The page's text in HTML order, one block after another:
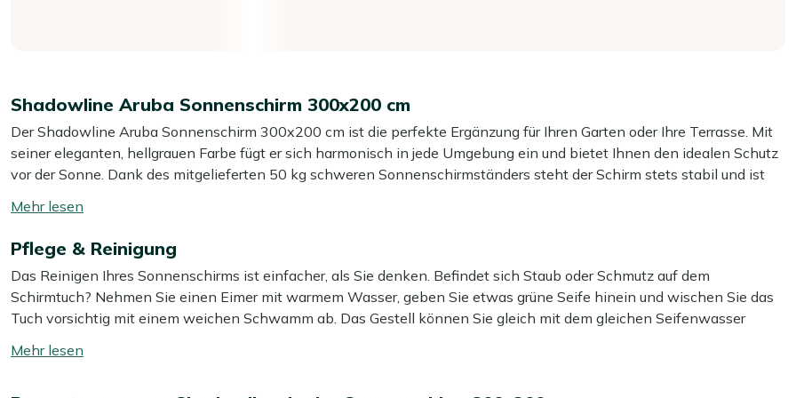
Shadowline Aruba Sonnenschirm 300x200 cm
Der Shadowline Aruba Sonnenschirm 300x200 cm ist die perfekte Ergänzung für Ihren Garten oder Ihre Terrasse. Mit
seiner eleganten, hellgrauen Farbe fügt er sich harmonisch in jede Umgebung ein und bietet Ihnen den idealen Schutz
vor der Sonne. Dank des mitgelieferten 50 kg schweren Sonnenschirmständers steht der Schirm stets stabil und ist
Witterungseinflüssen geschützt ist, sodass die Farbe länger schön bleibt und Sie extra lange Freude daran haben.
Eigenschaften
Genug Schatten für einen Standard-Gartentisch mit 4 bis 6 Stühlen:Ideal für sommerliche Abendessen
oder gesellige Runden im Garten.
des Schirms.
umschalten
Pflege & Reinigung
Das Reinigen Ihres Sonnenschirms ist einfacher, als Sie denken. Befindet sich Staub oder Schmutz auf dem
Schirmtuch? Nehmen Sie einen Eimer mit warmem Wasser, geben Sie etwas grüne Seife hinein und wischen Sie das
Tuch vorsichtig mit einem weichen Schwamm ab. Das Gestell können Sie gleich mit dem gleichen Seifenwasser